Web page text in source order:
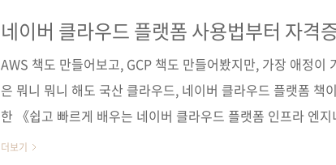
플랫폼만의 확실한 장점이다. 서버와 네트워크, 데이터베이스,
꿀 수 있게 했다. IT 전공이 아니어도, ..
네이버 클라우드 플랫폼 사용법부터 자격
AWS 책도 만들어보고, GCP 책도 만들어봤지만, 가장 애정이
은 뭐니 뭐니 해도 국산 클라우드, 네이버 클라우드 플랫폼 책
한 《쉽고 빠르게 배우는 네이버 클라우드 플랫폼 인프라 엔
우드가 직접 집필한 첫 공식 가이드입니다. 단순히 서비스 기능
더보기